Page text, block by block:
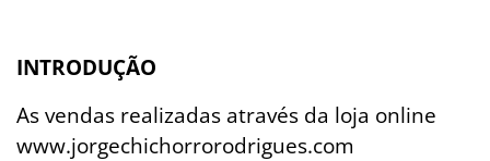
INTRODUÇÃO
As vendas realizadas através da loja online
www.jorgechichorrorodrigues.com